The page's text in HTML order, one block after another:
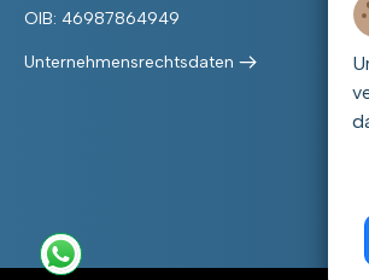
OIB: 46987864949
Unternehmensrechtsdaten